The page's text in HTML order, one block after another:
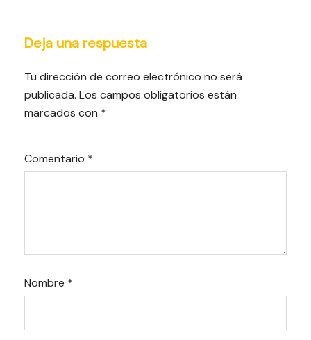
Deja una respuesta
Tu dirección de correo electrónico no será
publicada. Los campos obligatorios están
marcados con *
Comentario *
Nombre *